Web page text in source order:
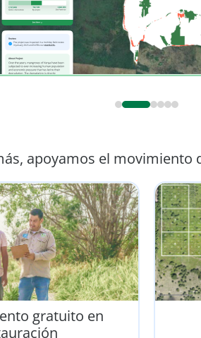
01 2345
apoyamos el movimiento
gratuito en